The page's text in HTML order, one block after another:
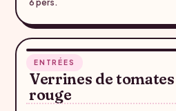
6 pers.
ENTRÉES
Verrines de
rouge